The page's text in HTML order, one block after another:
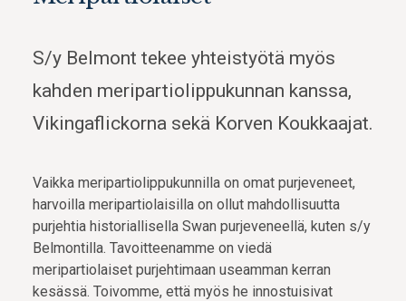
S/y Belmont tekee yhteistyötä myös
kahden meripartiolippukunnan kanssa,
Vikingaflickorna sekä Korven Koukkaajat.
Vaikka meripartiolippukunnilla on omat purjeveneet,
harvoilla meripartiolaisilla on ollut mahdollisuutta
purjehtia historiallisella Swan purjeveneellä, kuten s/y
Belmontilla. Tavoitteenamme on viedä
meripartiolaiset purjehtimaan useamman kerran
kesässä. Toivomme, että myös he innostuisivat